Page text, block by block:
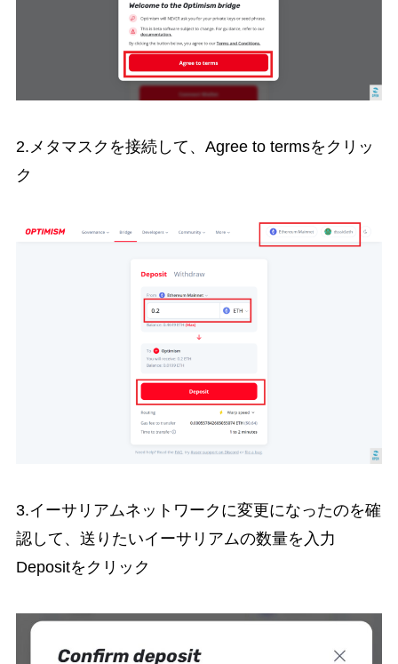
2.メタマスクを接続して、Agree to termsをクリッ
ク
3.イーサリアムネットワークに変更になったのを確
認して、送りたいイーサリアムの数量を入力
Depositをクリック